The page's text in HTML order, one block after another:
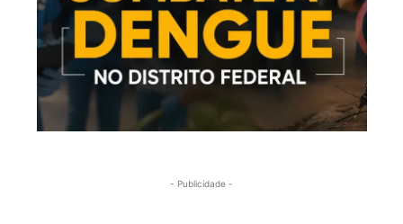
- Publicidade -